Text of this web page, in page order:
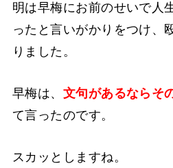
明は早梅にお前のせいで人
ったと言いがかりをつけ、
りました。
早梅は、 文句があるならそ
て言ったのです。
スカッとしますね。